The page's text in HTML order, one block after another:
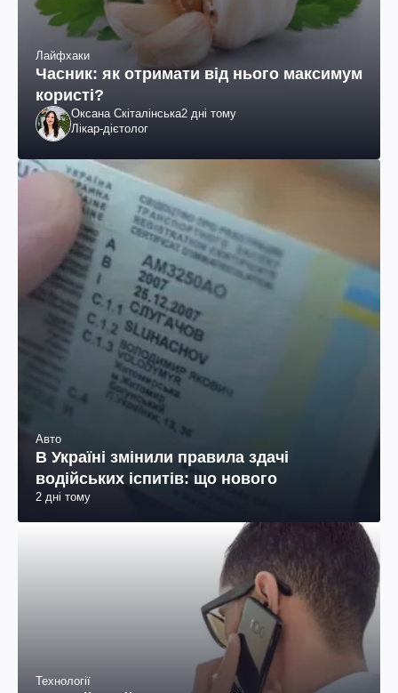
Лайфхаки
Часник: як отримати від нього максимум
користі?
Оксана Скіталінська2 дні тому
Лікар-дієтолог
Авто
В Україні змінили правила здачі
водійських іспитів: що нового
2 дні тому
Технології